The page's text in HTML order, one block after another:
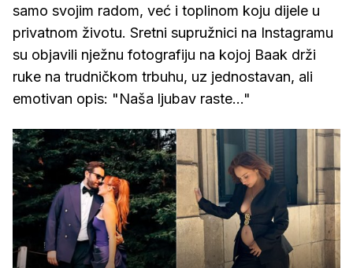
samo svojim radom, već i toplinom koju dijele u
privatnom životu. Sretni supružnici na Instagramu
su objavili nježnu fotografiju na kojoj Baak drži
ruke na trudničkom trbuhu, uz jednostavan, ali
emotivan opis: "Naša ljubav raste..."